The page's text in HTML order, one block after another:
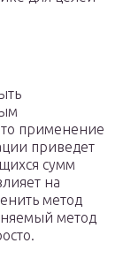
применение
приведет
сумм
на
метод
метод